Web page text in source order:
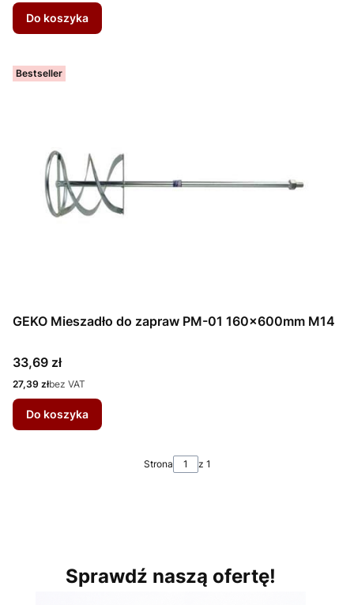
Do koszyka
Bestseller
GEKO Mieszadło do zapraw PM-01 160x600mm M14
Cena
33,69 zł
Cena
27,39 złbez VAT
Do koszyka
Strona z 1
Sprawdź naszą ofertę!